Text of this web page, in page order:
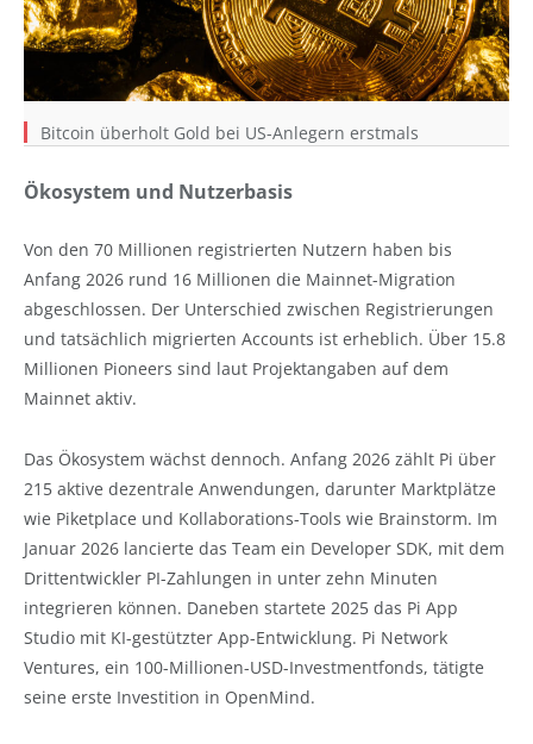
Bitcoin überholt Gold bei US-Anlegern erstmals
Ökosystem und Nutzerbasis
Von den 70 Millionen registrierten Nutzern haben bis
Anfang 2026 rund 16 Millionen die Mainnet-Migration
abgeschlossen. Der Unterschied zwischen Registrierungen
und tatsächlich migrierten Accounts ist erheblich. Über 15.8
Millionen Pioneers sind laut Projektangaben auf dem
Mainnet aktiv.
Das Ökosystem wächst dennoch. Anfang 2026 zählt Pi über
215 aktive dezentrale Anwendungen, darunter Marktplätze
wie Piketplace und Kollaborations-Tools wie Brainstorm. Im
Januar 2026 lancierte das Team ein Developer SDK, mit dem
Drittentwickler PI-Zahlungen in unter zehn Minuten
integrieren können. Daneben startete 2025 das Pi App
Studio mit KI-gestützter App-Entwicklung. Pi Network
Ventures, ein 100-Millionen-USD-Investmentfonds, tätigte
seine erste Investition in OpenMind.